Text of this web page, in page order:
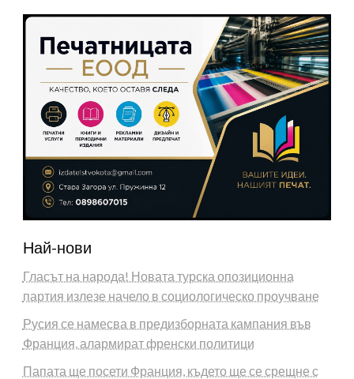
Най-нови
Гласът на народа! Новата турска опозиционна
партия излезе начело в социологическо проучване
Русия се намесва в предизборната кампания във
Франция, алармират френски политици
Папата ще посети Франция, където ще се срещне с